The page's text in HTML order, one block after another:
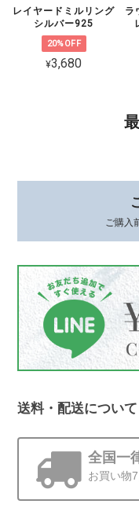
CZ 5連
可愛くて品があり、とて
て嬉しいです。 素敵な梱
て
い
で
き
丁
ストー
他にはあまりない、石こ
レイヤードミルリング
シルバー925
20%OFF
¥3,680
ラ
ご購入
送料・配送について
全国一
お買い物